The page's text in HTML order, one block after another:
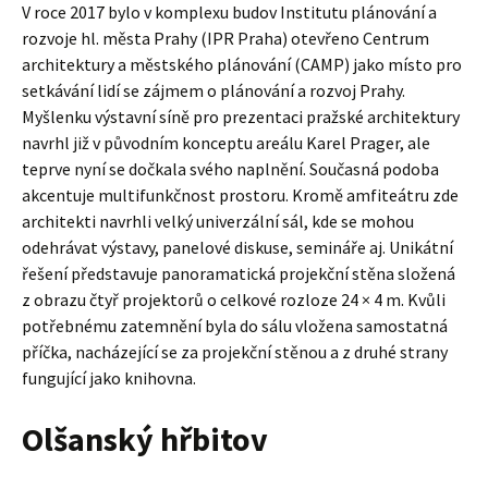
V roce 2017 bylo v komplexu budov Institutu plánování a
rozvoje hl. města Prahy (IPR Praha) otevřeno Centrum
architektury a městského plánování (CAMP) jako místo pro
setkávání lidí se zájmem o plánování a rozvoj Prahy.
Myšlenku výstavní síně pro prezentaci pražské architektury
navrhl již v původním konceptu areálu Karel Prager, ale
teprve nyní se dočkala svého naplnění. Současná podoba
akcentuje multifunkčnost prostoru. Kromě amfiteátru zde
architekti navrhli velký univerzální sál, kde se mohou
odehrávat výstavy, panelové diskuse, semináře aj. Unikátní
řešení představuje panoramatická projekční stěna složená
z obrazu čtyř projektorů o celkové rozloze 24 × 4 m. Kvůli
potřebnému zatemnění byla do sálu vložena samostatná
příčka, nacházející se za projekční stěnou a z druhé strany
fungující jako knihovna.
Olšanský hřbitov